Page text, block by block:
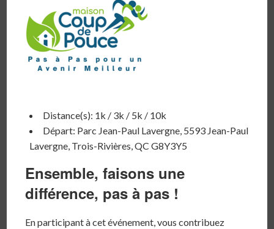
Distance(s): 1k / 3k / 5k / 10k
Départ: Parc Jean-Paul Lavergne, 5593 Jean-Paul
Lavergne, Trois-Rivières, QC G8Y3Y5
Ensemble, faisons une
différence, pas à pas !
En participant à cet événement, vous contribuez